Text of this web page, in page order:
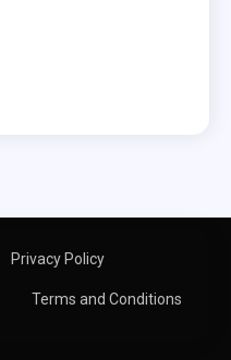
Privacy Policy
Terms and Conditions